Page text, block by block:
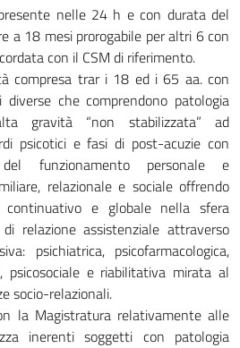
nelle 24 h e con durata del
a 18 mesi prorogabile per altri 6 con
con il CSM di riferimento.
compresa trar i 18 ed i 65 aa. con
che comprendono patologia
gravità “non stabilizzata” ad
psicotici e fasi di post-acuzie con
del funzionamento personale e
relazionale e sociale offrendo
continuativo e globale nella sfera
relazione assistenziale attraverso
psichiatrica, psicofarmacologica,
psicosociale e riabilitativa mirata al
socio-relazionali.
la Magistratura relativamente alle
inerenti soggetti con patologia